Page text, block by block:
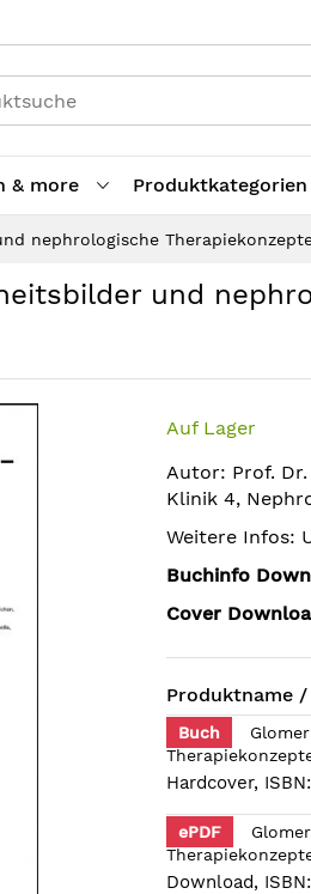
& more Produktkategorien
nephrologische
und
Auf Lager
Autor: Prof.
Klinik 4,
Weitere Infos:
Buchinfo
Cover
Produktname /
Buch
Hardcover,
ePDF
Download,